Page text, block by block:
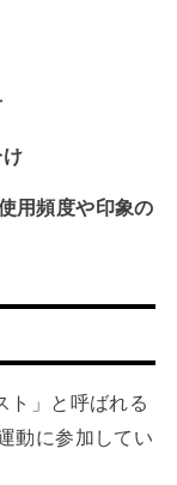
用頻度や印象の
ト」と呼ばれる
動に参加してい